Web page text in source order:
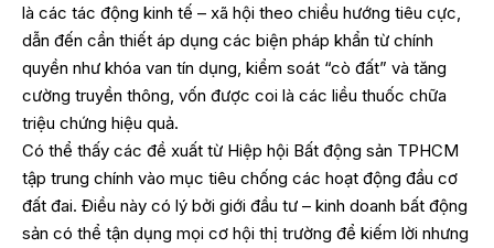
là các tác động kinh tế – xã hội theo chiều hướng tiêu cực,
dẫn đến cần thiết áp dụng các biện pháp khẩn từ chính
quyền như khóa van tín dụng, kiểm soát “cò đất” và tăng
cường truyền thông, vốn được coi là các liều thuốc chữa
triệu chứng hiệu quả.
Có thể thấy các đề xuất từ Hiệp hội Bất động sản TPHCM
tập trung chính vào mục tiêu chống các hoạt động đầu cơ
đất đai. Điều này có lý bởi giới đầu tư – kinh doanh bất động
sản có thể tận dụng mọi cơ hội thị trường để kiếm lời nhưng